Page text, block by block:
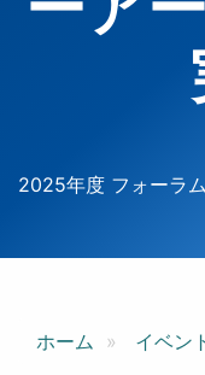
2025年度 フォーラム
ホーム イベン